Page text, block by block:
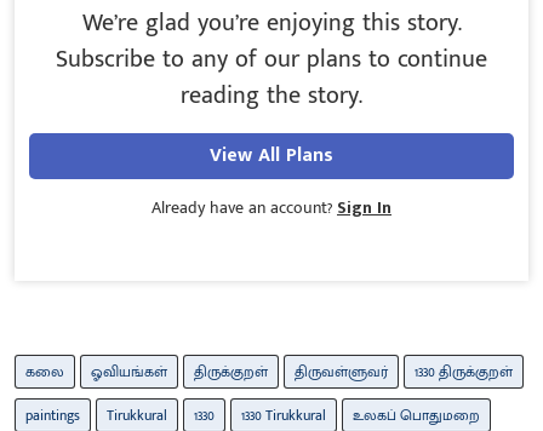
We’re glad you’re enjoying this story.
Subscribe to any of our plans to continue
reading the story.
View All Plans
Already have an account?Sign In
கலை ஓவியங்கள் திருக்குறள் திருவள்ளுவர்
1330 திருக்குறள்
paintings
Tirukkural 1330 1330 Tirukkural உலகப் பொதுமறை